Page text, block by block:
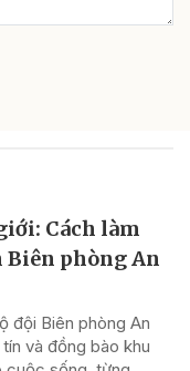
Cách làm
phòng An
đội Biên phòng An
và đồng bào khu